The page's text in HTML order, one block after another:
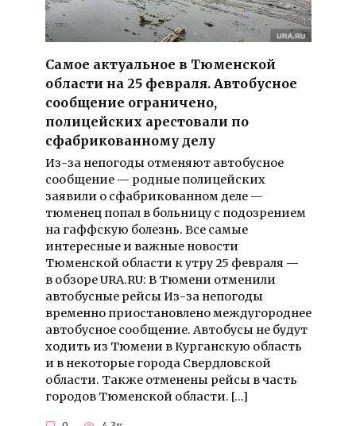
Самое актуальное в Тюменской
области на 25 февраля. Автобусное
сообщение ограничено,
полицейских арестовали по
сфабрикованному делу
Из-за непогоды отменяют автобусное
сообщение — родные полицейских
заявили о сфабрикованном деле —
тюменец попал в больницу с подозрением
на гаффскую болезнь. Все самые
интересные и важные новости
Тюменской области к утру 25 февраля —
в обзоре URA.RU: В Тюмени отменили
автобусные рейсы Из-за непогоды
временно приостановлено междугороднее
автобусное сообщение. Автобусы не будут
ходить из Тюмени в Курганскую область
и в некоторые города Свердловской
области. Также отменены рейсы в часть
городов Тюменской области. […]